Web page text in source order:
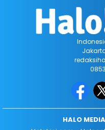
HALO